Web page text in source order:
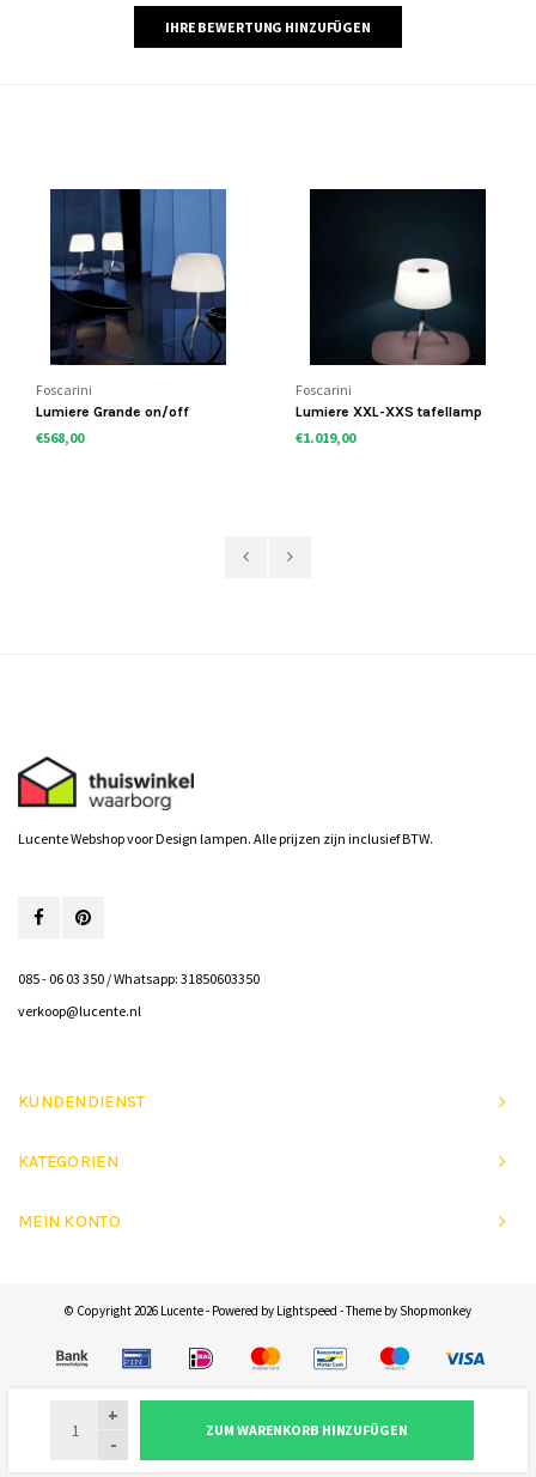
+
-
ZUM WARENKORB HINZUFÜGEN
IHRE BEWERTUNG HINZUFÜGEN
Foscarini
Lumiere Grande on/off
€568,00
Foscarini
Lumiere XXL-XXS tafellamp
€1.019,00
Lucente Webshop voor Design lampen. Alle prijzen zijn inclusief BTW.
085 - 06 03 350 / Whatsapp: 31850603350
verkoop@lucente.nl
KUNDENDIENST
KATEGORIEN
MEIN KONTO
© Copyright 2026 Lucente - Powered by Lightspeed - Theme by Shopmonkey